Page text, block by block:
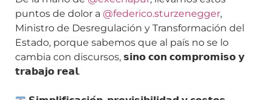
puntos de dolor a @federico.sturzenegger,
Ministro de Desregulación y Transformación del
Estado, porque sabemos que al país no se lo
cambia con discursos, 𝘀𝗶𝗻𝗼 𝗰𝗼𝗻 𝗰𝗼𝗺𝗽𝗿𝗼𝗺𝗶𝘀𝗼 𝘆
𝘁𝗿𝗮𝗯𝗮𝗷𝗼 𝗿𝗲𝗮𝗹.